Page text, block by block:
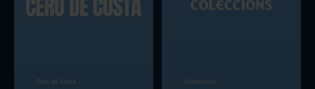
Cero de Costa Coleccións